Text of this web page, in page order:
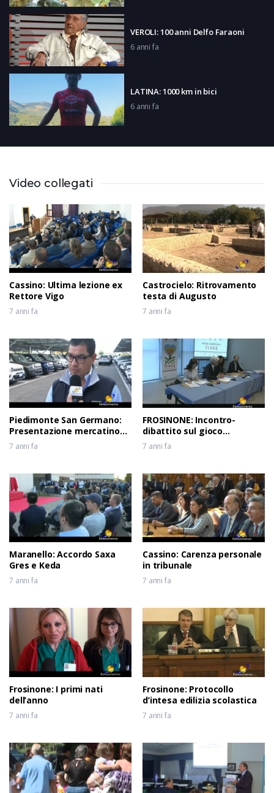
VEROLI: 100 anni Delfo Faraoni
6 anni fa
LATINA: 1000 km in bici
6 anni fa
SAN FELICE CIRCEO: Obbligo
PRIVERNO: Concerto Mogol
6 anni fa
Video collegati
Cassino: Ultima lezione ex
Rettore Vigo
7 anni fa
Castrocielo: Ritrovamento
testa di Augusto
7 anni fa
Piedimonte San Germano:
Presentazione mercatino
usato
7 anni fa
FROSINONE: Incontro-
dibattito sul gioco
d’azzardo
7 anni fa
Maranello: Accordo Saxa
Gres e Keda
7 anni fa
Cassino: Carenza personale
in tribunale
7 anni fa
Frosinone: I primi nati
dell’anno
7 anni fa
Frosinone: Protocollo
d’intesa edilizia scolastica
7 anni fa